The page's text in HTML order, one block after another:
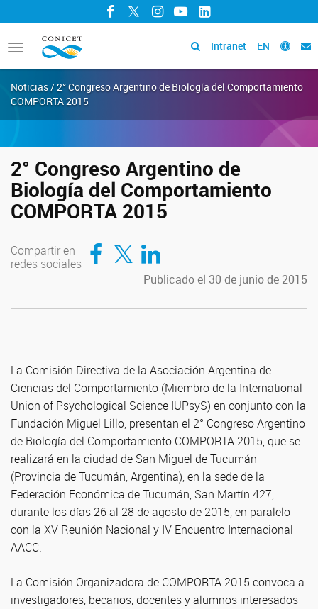
Facebook
TwitterInstagram
YouTubeLinkedIn
Toggle
navigation
Intranet EN
Noticias / 2° Congreso Argentino de Biología del Comportamiento
COMPORTA 2015
2° Congreso Argentino de
Biología del Comportamiento
COMPORTA 2015
Compartir en
redes sociales
Compartir en Facebook
Compartir en TwitterCompartir en LinkedIn
Publicado el 30 de junio de 2015
La Comisión Directiva de la Asociación Argentina de
Ciencias del Comportamiento (Miembro de la International
Union of Psychological Science IUPsyS) en conjunto con la
Fundación Miguel Lillo, presentan el 2° Congreso Argentino
de Biología del Comportamiento COMPORTA 2015, que se
realizará en la ciudad de San Miguel de Tucumán
(Provincia de Tucumán, Argentina), en la sede de la
Federación Económica de Tucumán, San Martín 427,
durante los días 26 al 28 de agosto de 2015, en paralelo
con la XV Reunión Nacional y IV Encuentro Internacional
AACC.
La Comisión Organizadora de COMPORTA 2015 convoca a
investigadores, becarios, docentes y alumnos interesados